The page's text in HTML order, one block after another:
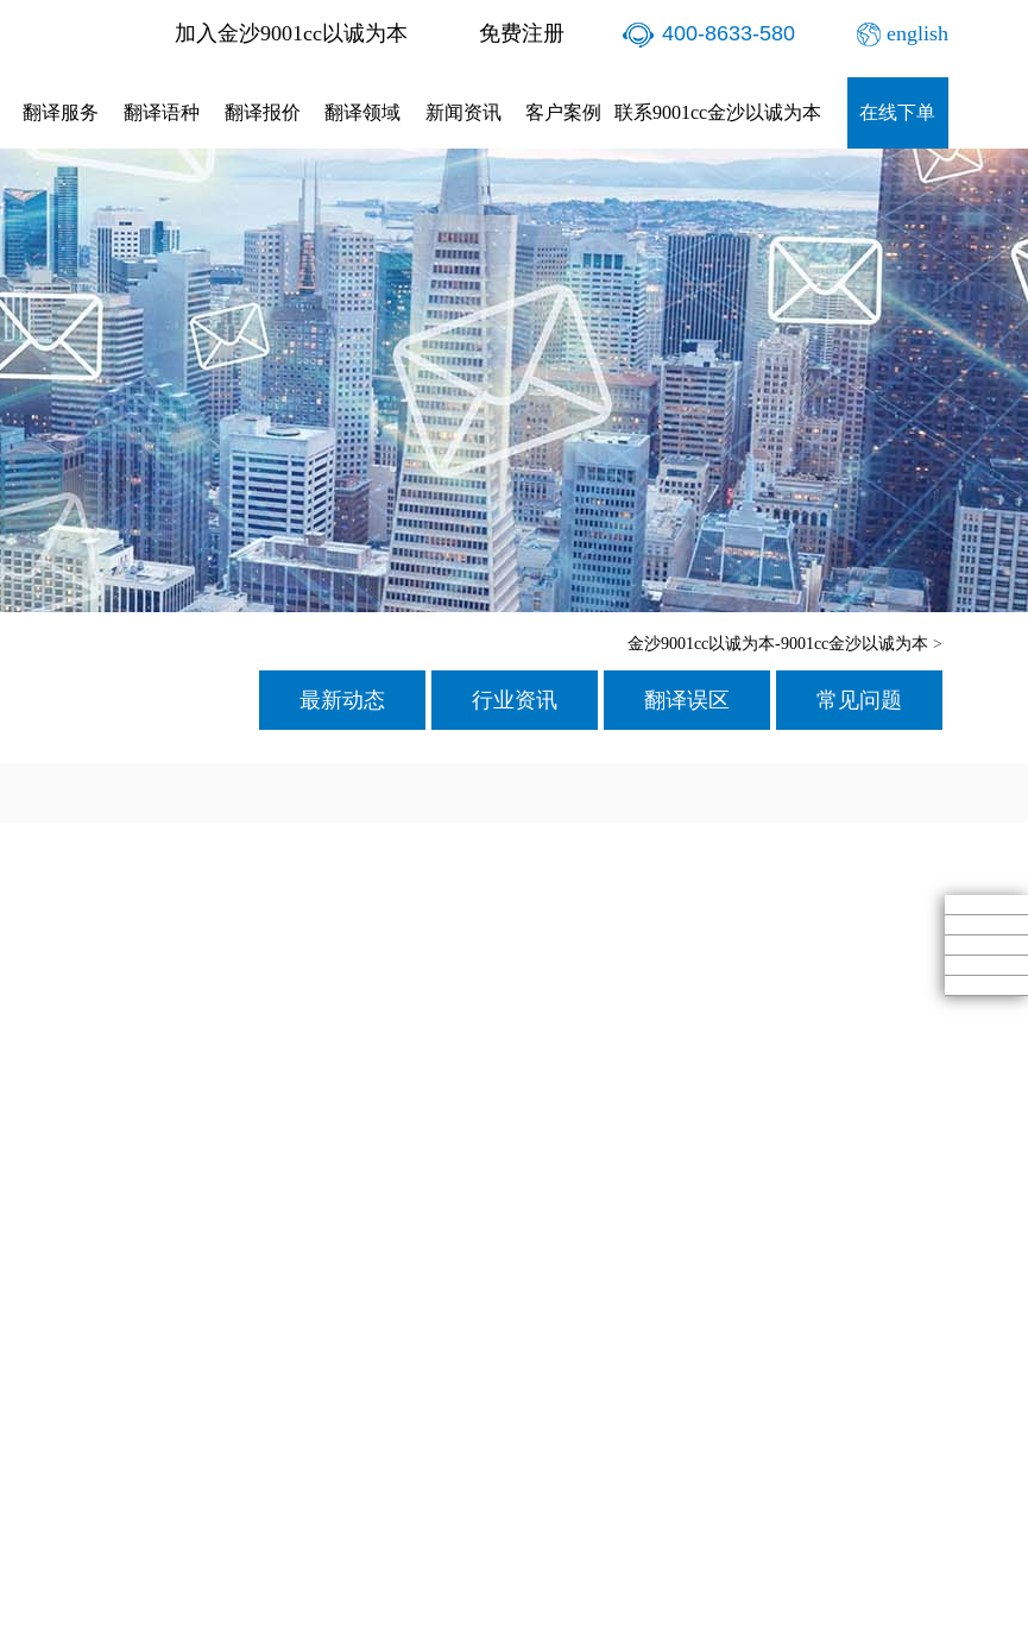
加入金沙9001cc以诚为本 免费注册 400-8633-580 english
翻译服务 翻译语种 翻译报价 翻译领域 新闻资讯 客户案例 联系9001cc金沙以诚为本 在线下单
金沙9001cc以诚为本-9001cc金沙以诚为本 >
最新动态 行业资讯 翻译误区 常见问题